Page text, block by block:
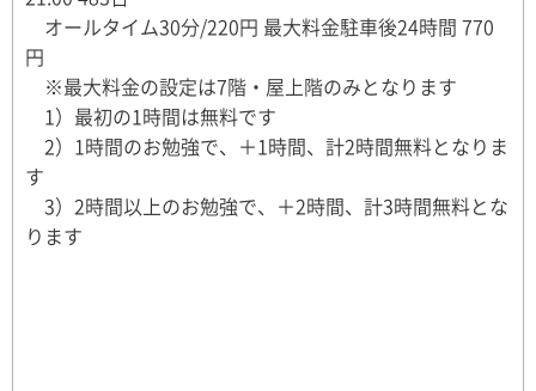
オールタイム30分/220円 最大料金駐車後24時間 770
円
※最大料金の設定は7階・屋上階のみとなります
1）最初の1時間は無料です
2）1時間のお勉強で、＋1時間、計2時間無料となりま
す
3）2時間以上のお勉強で、＋2時間、計3時間無料とな
ります